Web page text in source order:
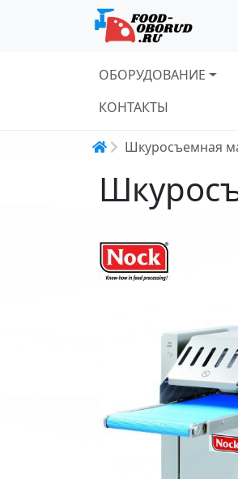
Основная
ОБОРУДОВАНИЕ
КОНТАКТЫ
Строка
Шкуросъемная